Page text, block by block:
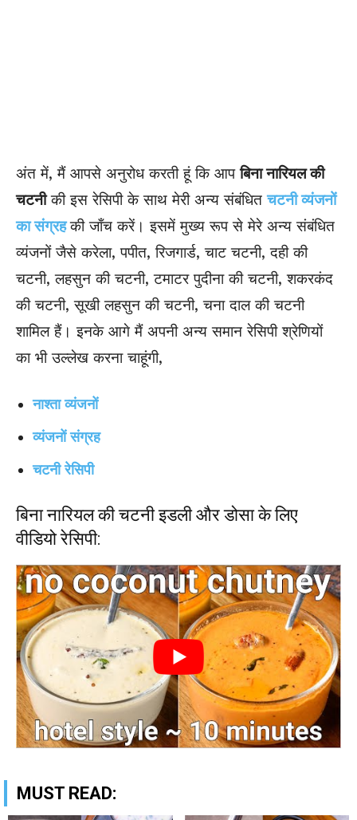
अंत में, मैं आपसे अनुरोध करती हूं कि आपबिना नारियल की
चटनीकी इस रेसिपी के साथ मेरी अन्य संबंधितचटनी व्यंजनों
का संग्रहकी जाँच करें। इसमें मुख्य रूप से मेरे अन्य संबंधित
व्यंजनों जैसे करेला, पपीत, रिजगार्ड, चाट चटनी, दही की
चटनी, लहसुन की चटनी, टमाटर पुदीना की चटनी, शकरकंद
की चटनी, सूखी लहसुन की चटनी, चना दाल की चटनी
शामिल हैं। इनके आगे मैं अपनी अन्य समान रेसिपी श्रेणियों
का भी उल्लेख करना चाहूंगी,
नाश्ता व्यंजनों
व्यंजनों संग्रह
चटनी रेसिपी
बिना नारियल की चटनी इडली और डोसा के लिए
वीडियो रेसिपी:
MUST READ: